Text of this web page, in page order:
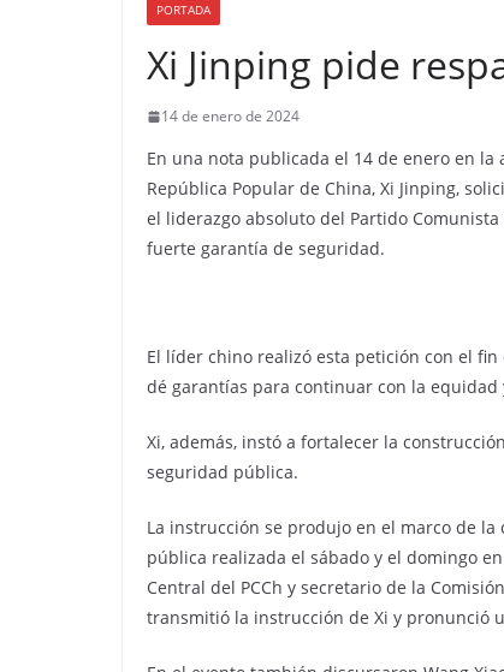
PORTADA
Xi Jinping pide
14 de enero de 2024
En una nota publicada el 14 de enero en la
República Popular de China, Xi Jinping,
el liderazgo absoluto del Partido
fuerte garantía de seguridad.
El líder chino realizó esta petición con el
dé garantías para continuar con la equidad
Xi, además, instó a fortalecer la
seguridad pública.
La instrucción se produjo en el marco de
pública realizada el sábado y el domingo
Central del PCCh y secretario de la
transmitió la instrucción de Xi y pronunció